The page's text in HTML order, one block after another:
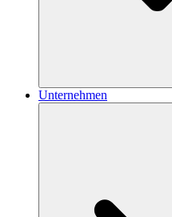
Unternehmen